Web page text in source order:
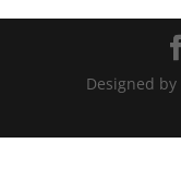
Designed by